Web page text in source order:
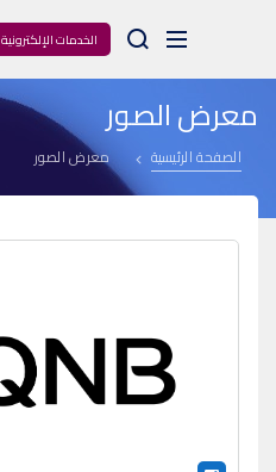
الخدمات الإلكترونية Arama
معرض الصور
الصفحة الرئيسية معرض الصور